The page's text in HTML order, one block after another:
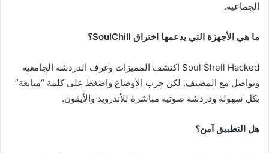
الجماعية.
ما هي الأجهزة التي يدعمها اختراق SoulChill؟
Soul Shell Hacked اكتشف المميزات وغرف الدردشة الجامعية
وتواصل مع المضيف. لكن جرب الأوضاع واضغط على كلمة “متابعة”
بكل سهولة ودردشة صوتية مباشرة للأندرويد والأيفون.
هل التطبيق آمن؟